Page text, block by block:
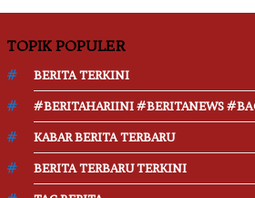
TOPIK POPULER
BERITA TERKINI
#BERITAHARIINI #BERITANEWS
KABAR BERITA TERBARU
BERITA TERBARU TERKINI